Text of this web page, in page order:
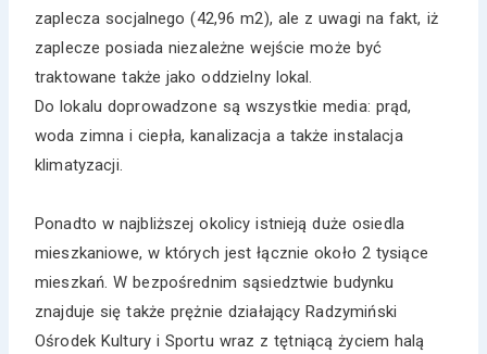
zaplecza socjalnego (42,96 m2), ale z uwagi na fakt, iż
zaplecze posiada niezależne wejście może być
traktowane także jako oddzielny lokal.
Do lokalu doprowadzone są wszystkie media: prąd,
woda zimna i ciepła, kanalizacja a także instalacja
klimatyzacji.
Ponadto w najbliższej okolicy istnieją duże osiedla
mieszkaniowe, w których jest łącznie około 2 tysiące
mieszkań. W bezpośrednim sąsiedztwie budynku
znajduje się także prężnie działający Radzymiński
Ośrodek Kultury i Sportu wraz z tętniącą życiem halą